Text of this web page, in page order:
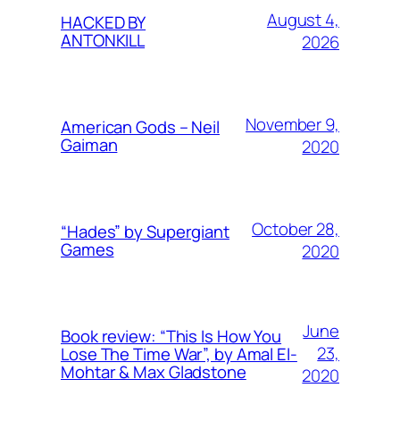
HACKED BY
ANTONKILL
August 4,
2026
American Gods – Neil
Gaiman
November 9,
2020
“Hades” by Supergiant
Games
October 28,
2020
Book review: “This Is How You
Lose The Time War”, by Amal El-
Mohtar & Max Gladstone
June
23,
2020